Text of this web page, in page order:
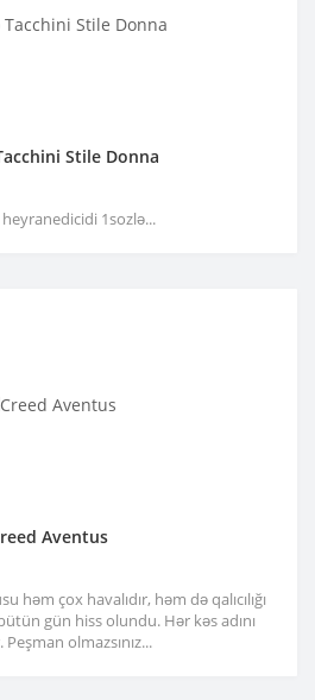
Stile Donna
1sozlə...
Aventus
çox havalıdır, həm də qalıcılığı
gün hiss olundu. Hər kəs adını
olmazsınız...